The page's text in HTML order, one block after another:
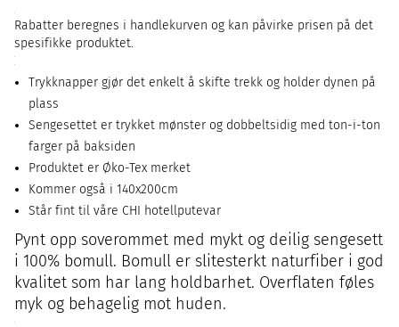
Rabatter beregnes i handlekurven og kan påvirke prisen på det
spesifikke produktet.
Trykknapper gjør det enkelt å skifte trekk og holder dynen på
plass
Sengesettet er trykket mønster og dobbeltsidig med ton-i-ton
farger på baksiden
Produktet er Øko-Tex merket
Kommer også i 140x200cm
Står fint til våre CHI hotellputevar
Pynt opp soverommet med mykt og deilig sengesett
i 100% bomull. Bomull er slitesterkt naturfiber i god
kvalitet som har lang holdbarhet. Overflaten føles
myk og behagelig mot huden.